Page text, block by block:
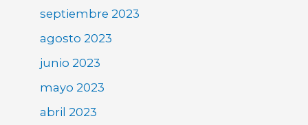
septiembre 2023
agosto 2023
junio 2023
mayo 2023
abril 2023